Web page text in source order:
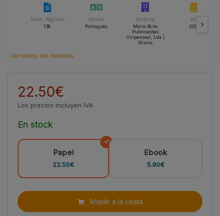
Num. Páginas
138
Idioma
Portugués
Editorial
Mário Brito
Publicações
Unipessoal, Lda |
5livros
Año
2024
Ver todos los detalles
22.50€
Los precios incluyen IVA
En stock
Papel
22.50€
Ebook
5.90€
Añadir a la cesta